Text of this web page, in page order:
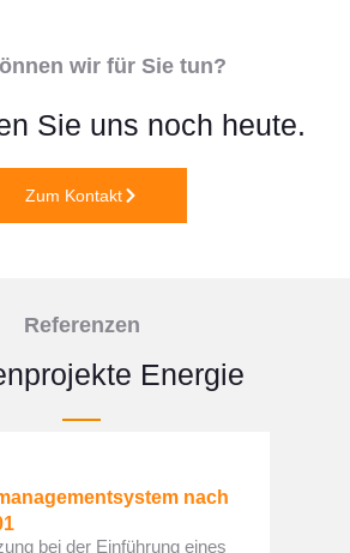
wir für Sie tun?
Sie uns noch heute.
Zum Kontakt
Referenzen
Energie
nach
bei der Einführung eines